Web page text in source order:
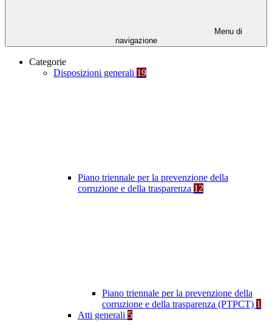
Menu di
navigazione
Categorie
Disposizioni generali 19
Piano triennale per la prevenzione della
corruzione e della trasparenza 12
Piano triennale per la prevenzione della
corruzione e della trasparenza (PTPCT) 1
Atti generali 5